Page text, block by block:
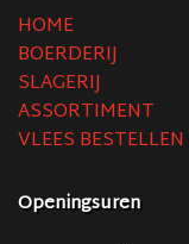
HOME
BOERDERIJ
SLAGERIJ
ASSORTIMENT
VLEES BESTELLEN
Openingsuren